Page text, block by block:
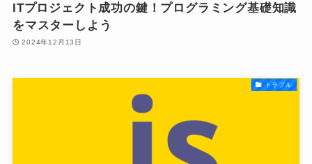
ITプロジェクト成功の鍵！プログラミング基礎知識
をマスターしよう
2024年12月13日
トラブル